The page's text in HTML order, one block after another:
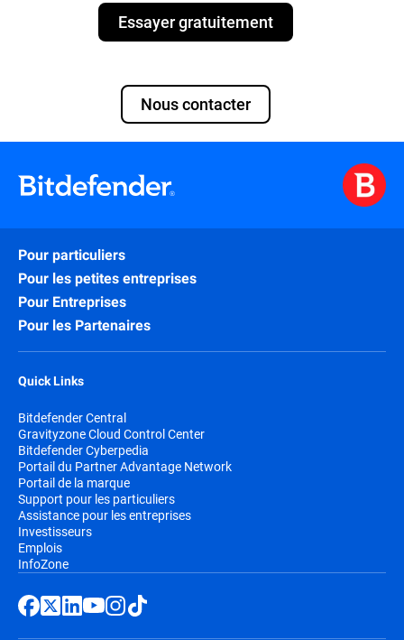
Essayer gratuitement
Nous contacter
Pour particuliers
Pour les petites entreprises
Pour Entreprises
Pour les Partenaires
Quick Links
Bitdefender Central
Gravityzone Cloud Control Center
Bitdefender Cyberpedia
Portail du Partner Advantage Network
Portail de la marque
Support pour les particuliers
Assistance pour les entreprises
Investisseurs
Emplois
InfoZone